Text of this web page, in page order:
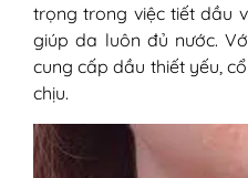
trọng trong việc tiết dầu
giúp da luôn đủ nước.
cung cấp dầu thiết yếu,
chịu.